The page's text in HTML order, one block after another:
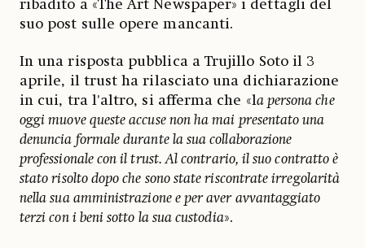
ribadito a «The Art Newspaper» i dettagli del
suo post sulle opere mancanti.
In una risposta pubblica a Trujillo Soto il 3
aprile, il trust ha rilasciato una dichiarazione
in cui, tra l'altro, si afferma che «la persona che
oggi muove queste accuse non ha mai presentato una
denuncia formale durante la sua collaborazione
professionale con il trust. Al contrario, il suo contratto è
stato risolto dopo che sono state riscontrate irregolarità
nella sua amministrazione e per aver avvantaggiato
terzi con i beni sotto la sua custodia».